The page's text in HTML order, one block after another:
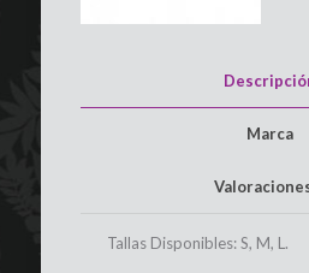
Marca
Tallas Disponibles: S, M, L.